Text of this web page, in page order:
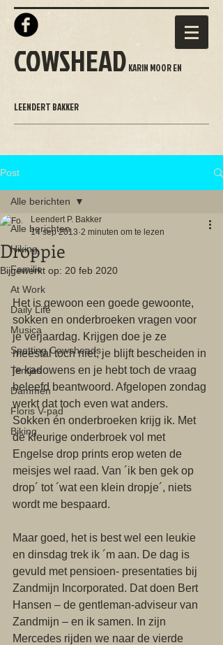
COWSHEAD KARIN MOOR EN
LEENDERT BAKKER
Post
Alle berichten
Hiking
Familie
At Work
Daily Life
Musica
Spotting Cowsheads
Tentjes
Dammen
Floris V-pad
Biking
Alle berichten
Droppie
Leendert P. Bakker
14 sep 2013 2 minuten om te lezen
Bijgewerkt op: 20 feb 2020
Het is gewoon een goede gewoonte,
sokken en onderbroeken vragen voor
je verjaardag. Krijgen doe je ze
meestal toch niet, je blijft bescheiden in
je kadowens en je hebt toch de vraag
beleefd beantwoord. Afgelopen zondag
werkt dat toch even wat anders.
Sokken én onderbroeken krijg ik. Met
de kleurige onderbroek vol met
Engelse drop prints erop weten de
meisjes wel raad. Van ´ik ben gek op
drop´ tot ´wat een klein dropje´, niets
wordt me bespaard.
Maar goed, het is best wel een leukie
en dinsdag trek ik ´m aan. De dag is
gevuld met pensioen- presentaties bij
Zandmijn Incorporated. Dat doen Bert
Hansen – de gentleman-adviseur van
Zandmijn – en ik samen. In zijn
Mercedes rijden we naar de vierde